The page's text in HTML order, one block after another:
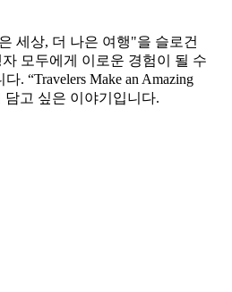
세상, 더 나은 여행"을 슬로건
모두에게 이로운 경험이 될 수
. “Travelers Make an Amazing
담고 싶은 이야기입니다.